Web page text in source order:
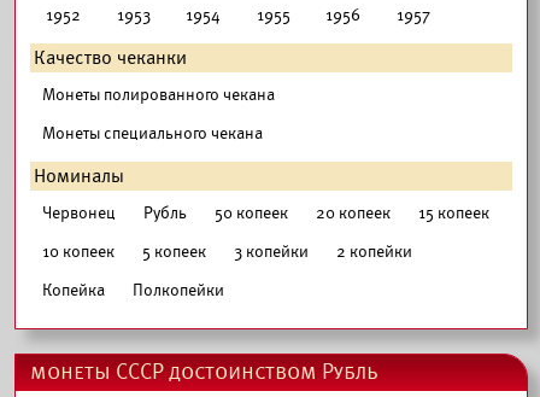
1952
1953 1954 1955 1956 1957
Качество чеканки
Монеты полированного чекана
Монеты специального чекана
Номиналы
Червонец Рубль 50 копеек 20 копеек
15 копеек
10 копеек
5 копеек 3 копейки
2 копейки
Копейка
Полкопейки
монеты СССР достоинством Рубль